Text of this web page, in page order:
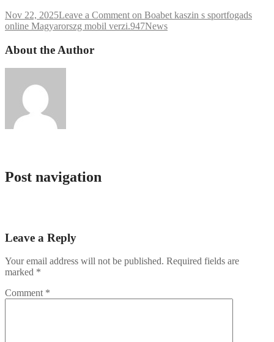
Nov 22, 2025Leave a Comment on Boabet kaszin s sportfogads
online Magyarorszg mobil verzi.947News
About the Author
Post navigation
Leave a Reply
Your email address will not be published. Required fields are
marked *
Comment *